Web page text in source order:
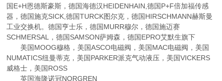
国E+H恩德斯豪斯，德国海德汉HEIDENHAIN,德国P+F倍加福传感
器，德国施克SICK,德国TURCK图尔克，德国HIRSCHMANN赫斯曼
工业交换机。德国亨士乐，德国MURR穆尔，德国施迈赛
SCHMERSAL，德国SAMSON萨姆森，德国EPRO艾默生旗下
美国MOOG穆格，美国ASCO电磁阀，美国MAC电磁阀，美国
NUMATICS纽曼蒂克，美国PARKER派克气动液压，美国VICKERS
威格士，美国ROSS
英国海隆诺冠NORGREN